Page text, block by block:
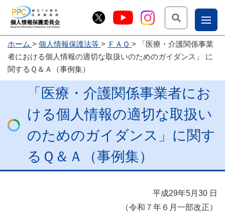
問
合
せ
こー
ー部
ホーム 個人情報保護法等 ＦＡＱ
「医療・介護関係事業
者における個人情報の適切な取扱いのためのガイダンス」 に
関するＱ＆Ａ（事例集）
「医療・介護関係事業者にお
ける個人情報の適切な取扱い
のためのガイダンス」に関す
るＱ＆Ａ（事例集）
平成29年5月30 日
（令和７年６月一部改正）